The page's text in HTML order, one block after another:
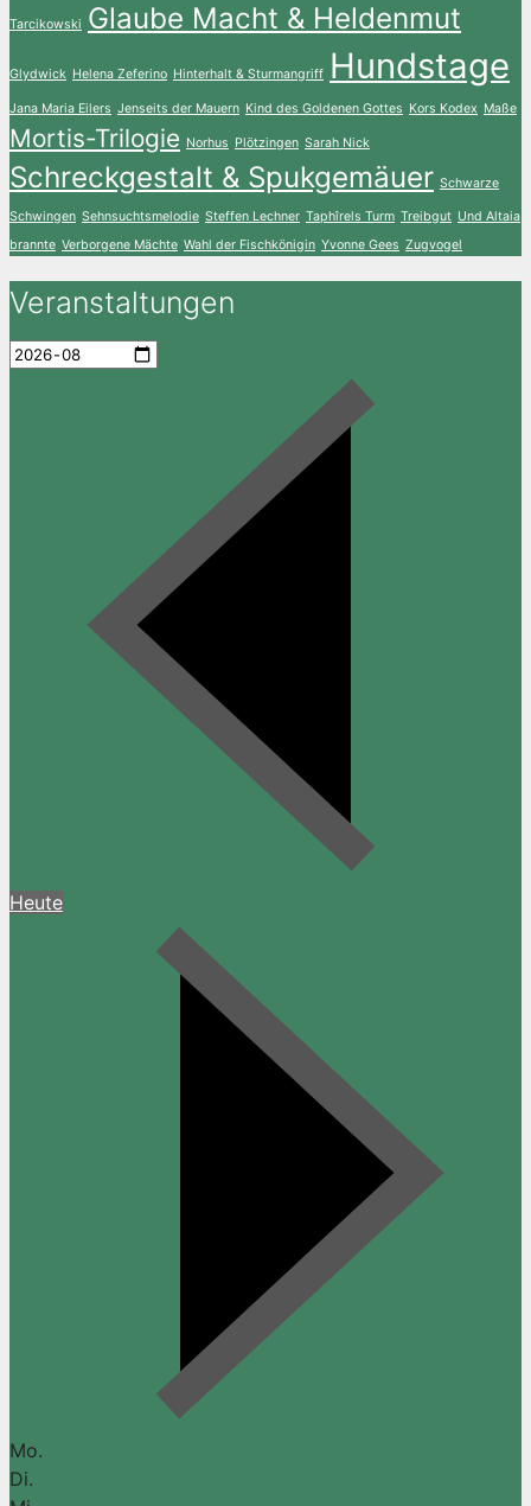
Tarcikowski Glaube Macht & Heldenmut
Glydwick Helena Zeferino Hinterhalt & Sturmangriff Hundstage
Jana Maria Eilers Jenseits der Mauern Kind des Goldenen Gottes Kors Kodex Maße
Mortis-Trilogie Norhus Plötzingen Sarah Nick
Schreckgestalt & Spukgemäuer Schwarze
Schwingen Sehnsuchtsmelodie Steffen Lechner Taphîrels Turm Treibgut Und Altaia
brannte Verborgene Mächte Wahl der Fischkönigin Yvonne Gees Zugvogel
Veranstaltungen
Heute
Mo.
Di.